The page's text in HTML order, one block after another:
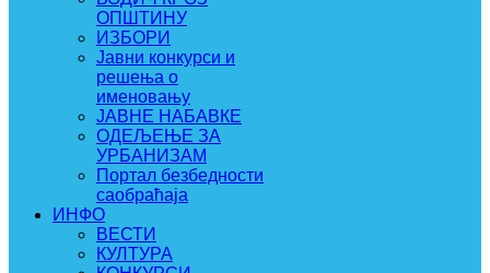
ОПШТИНУ
ИЗБОРИ
Јавни конкурси и
решења о
именовању
ЈАВНЕ НАБАВКЕ
ОДЕЉЕЊЕ ЗА
УРБАНИЗАМ
Портал безбедности
саобраћаја
ИНФО
ВЕСТИ
КУЛТУРА